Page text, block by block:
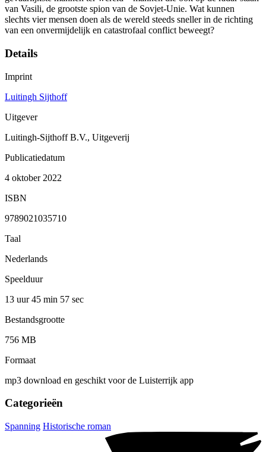
van Vasili, de grootste spion van de Sovjet-Unie. Wat kunnen
slechts vier mensen doen als de wereld steeds sneller in de richting
van een onvermijdelijk en catastrofaal conflict beweegt?
Details
Imprint
Luitingh Sijthoff
Uitgever
Luitingh-Sijthoff B.V., Uitgeverij
Publicatiedatum
4 oktober 2022
ISBN
9789021035710
Taal
Nederlands
Speelduur
13 uur 45 min 57 sec
Bestandsgrootte
756 MB
Formaat
mp3 download en geschikt voor de Luisterrijk app
Categorieën
Spanning Historische roman